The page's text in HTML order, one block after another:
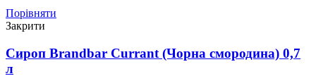
Порівняти
Закрити
Сироп Brandbar Currant (Чорна смородина) 0,7
л